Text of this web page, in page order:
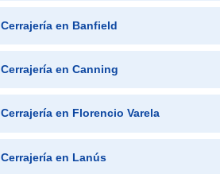
Cerrajería en Banfield
Cerrajería en Canning
Cerrajería en Florencio Varela
Cerrajería en Lanús